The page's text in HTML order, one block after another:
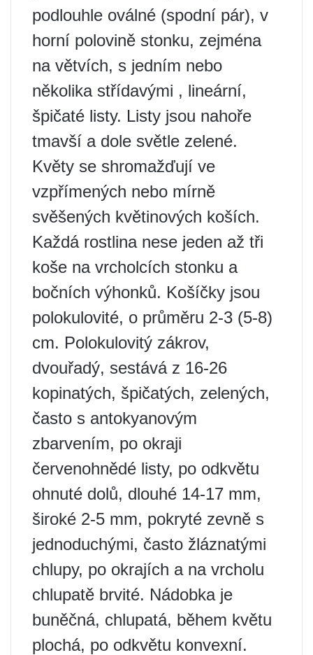
podlouhle oválné (spodní pár), v
horní polovině stonku, zejména
na větvích, s jedním nebo
několika střídavými , lineární,
špičaté listy. Listy jsou nahoře
tmavší a dole světle zelené.
Květy se shromažďují ve
vzpřímených nebo mírně
svěšených květinových koších.
Každá rostlina nese jeden až tři
koše na vrcholcích stonku a
bočních výhonků. Košíčky jsou
polokulovité, o průměru 2-3 (5-8)
cm. Polokulovitý zákrov,
dvouřadý, sestává z 16-26
kopinatých, špičatých, zelených,
často s antokyanovým
zbarvením, po okraji
červenohnědé listy, po odkvětu
ohnuté dolů, dlouhé 14-17 mm,
široké 2-5 mm, pokryté zevně s
jednoduchými, často žláznatými
chlupy, po okrajích a na vrcholu
chlupatě brvité. Nádobka je
buněčná, chlupatá, během květu
plochá, po odkvětu konvexní.